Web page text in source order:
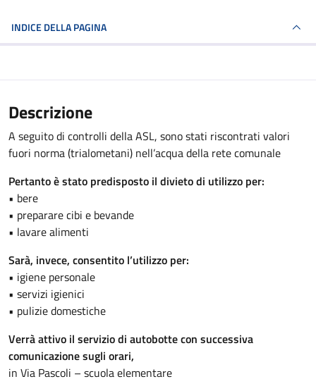
INDICE DELLA PAGINA
Descrizione
A seguito di controlli della ASL, sono stati riscontrati valori
fuori norma (trialometani) nell’acqua della rete comunale
Pertanto è stato predisposto il divieto di utilizzo per:
• bere
• preparare cibi e bevande
• lavare alimenti
Sarà, invece, consentito l’utilizzo per:
• igiene personale
• servizi igienici
• pulizie domestiche
Verrà attivo il servizio di autobotte con successiva
comunicazione sugli orari,
in Via Pascoli – scuola elementare